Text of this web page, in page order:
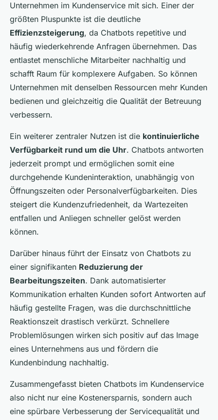
Unternehmen im Kundenservice mit sich. Einer der
größten Pluspunkte ist die deutliche
Effizienzsteigerung, da Chatbots repetitive und
häufig wiederkehrende Anfragen übernehmen. Das
entlastet menschliche Mitarbeiter nachhaltig und
schafft Raum für komplexere Aufgaben. So können
Unternehmen mit denselben Ressourcen mehr Kunden
bedienen und gleichzeitig die Qualität der Betreuung
verbessern.
Ein weiterer zentraler Nutzen ist die kontinuierliche
Verfügbarkeit rund um die Uhr. Chatbots antworten
jederzeit prompt und ermöglichen somit eine
durchgehende Kundeninteraktion, unabhängig von
Öffnungszeiten oder Personalverfügbarkeiten. Dies
steigert die Kundenzufriedenheit, da Wartezeiten
entfallen und Anliegen schneller gelöst werden
können.
Darüber hinaus führt der Einsatz von Chatbots zu
einer signifikanten Reduzierung der
Bearbeitungszeiten. Dank automatisierter
Kommunikation erhalten Kunden sofort Antworten auf
häufig gestellte Fragen, was die durchschnittliche
Reaktionszeit drastisch verkürzt. Schnellere
Problemlösungen wirken sich positiv auf das Image
eines Unternehmens aus und fördern die
Kundenbindung nachhaltig.
Zusammengefasst bieten Chatbots im Kundenservice
also nicht nur eine Kostenersparnis, sondern auch
eine spürbare Verbesserung der Servicequalität und